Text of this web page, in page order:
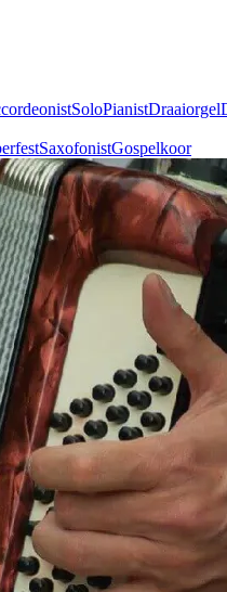
SoloPianistDraaiorgel
SaxofonistGospelkoor